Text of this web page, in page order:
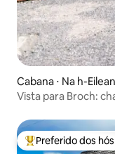
Cabana ⋅ Na h-
Vista para Broch:
Entre os melhores
Preferido dos